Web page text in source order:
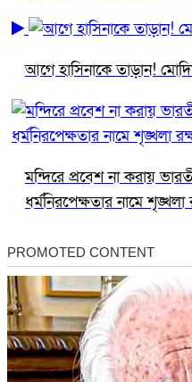
আগে হাসিনাকে তাড়ান!
মন্দিরে প্রবেশ না করায়
ধর্মনিরপেক্ষতার নামে শৃঙ্খলা